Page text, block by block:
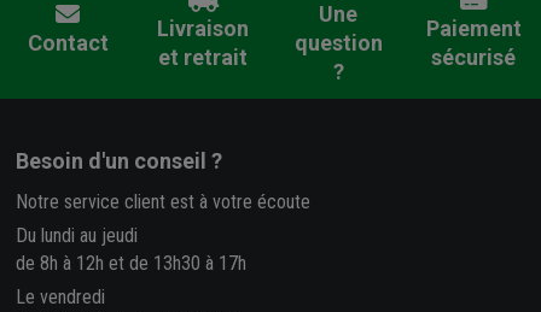
Contact
Livraison
et retrait
Une
question
?
Paiement
sécurisé
Besoin d'un conseil ?
Notre service client est à votre écoute
Du lundi au jeudi
de 8h à 12h et de 13h30 à 17h
Le vendredi